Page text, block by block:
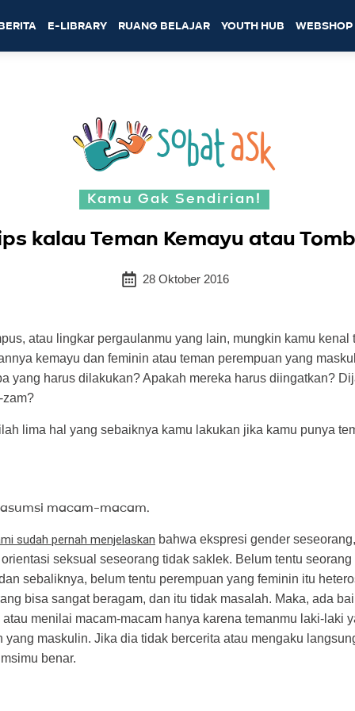
E-LIBRARY RUANG BELAJAR YOUTH HUB WEBSHOP
Kamu Gak Sendirian!
kalau Teman Kemayu atau
28 Oktober 2016
atau lingkar pergaulanmu yang lain, mungkin kamu kenal
kemayu dan feminin atau teman perempuan yang
yang harus dilakukan? Apakah mereka harus diingatkan?
zam?
lima hal yang sebaiknya kamu lakukan jika kamu punya
macam-macam.
sudah pernah menjelaskan bahwa ekspresi gender
seksual seseorang tidak saklek. Belum tentu
sebaliknya, belum tentu perempuan yang feminin itu
bisa sangat beragam, dan itu tidak masalah. Maka, ada
menilai macam-macam hanya karena temanmu laki-laki
yang maskulin. Jika dia tidak bercerita atau mengaku
benar.